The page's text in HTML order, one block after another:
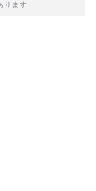
ります